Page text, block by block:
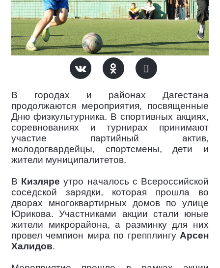
В городах и районах Дагестана
продолжаются мероприятия, посвященные
Дню физкультурника. В спортивных акциях,
соревнованиях и турнирах принимают
участие партийный актив,
молодогвардейцы, спортсмены, дети и
жители муниципалитетов.
В Кизляре утро началось с Всероссийской
соседской зарядки, которая прошла во
дворах многоквартирных домов по улице
Юрикова. Участниками акции стали юные
жители микрорайона, а разминку для них
провел чемпион мира по грепплингу Арсен
Халидов.